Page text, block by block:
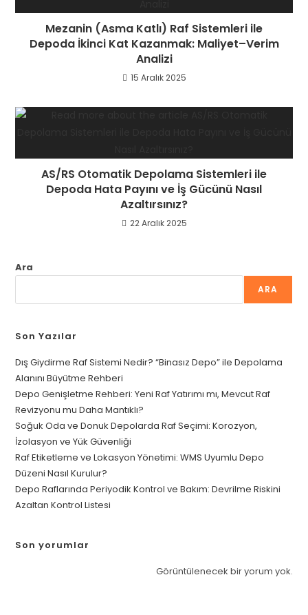
Mezanin (Asma Katlı) Raf Sistemleri ile
Depoda İkinci Kat Kazanmak: Maliyet–Verim
Analizi
15 Aralık 2025
AS/RS Otomatik Depolama Sistemleri ile
Depoda Hata Payını ve İş Gücünü Nasıl
Azaltırsınız?
22 Aralık 2025
Ara
ARA
Son Yazılar
Dış Giydirme Raf Sistemi Nedir? “Binasız Depo” ile Depolama
Alanını Büyütme Rehberi
Depo Genişletme Rehberi: Yeni Raf Yatırımı mı, Mevcut Raf
Revizyonu mu Daha Mantıklı?
Soğuk Oda ve Donuk Depolarda Raf Seçimi: Korozyon,
İzolasyon ve Yük Güvenliği
Raf Etiketleme ve Lokasyon Yönetimi: WMS Uyumlu Depo
Düzeni Nasıl Kurulur?
Depo Raflarında Periyodik Kontrol ve Bakım: Devrilme Riskini
Azaltan Kontrol Listesi
Son yorumlar
Görüntülenecek bir yorum yok.